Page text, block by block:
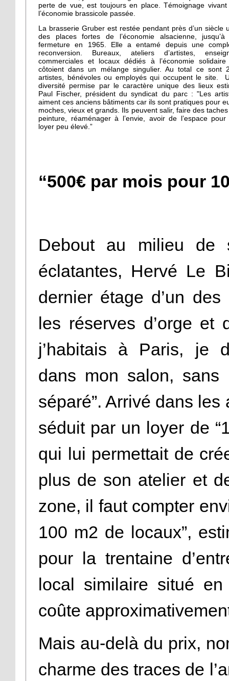
perte de vue, est toujours en place. Témoignage vivant
l’économie brassicole passée.
La brasserie Gruber est restée pendant près d’un siècle
des places fortes de l’économie alsacienne, jusqu’à
fermeture en 1965. Elle a entamé depuis une
reconversion. Bureaux, ateliers d’artistes,
commerciales et locaux dédiés à l’économie solidaire
côtoient dans un mélange singulier. Au total ce sont
artistes, bénévoles ou employés qui occupent le site.
diversité permise par le caractère unique des lieux
Paul Fischer, président du syndicat du parc : "Les
aiment ces anciens bâtiments car ils sont pratiques pour
moches, vieux et grands. Ils peuvent salir, faire des
peinture, réaménager à l’envie, avoir de l’espace pour
loyer peu élevé.”
“500€ par mois pour
Debout au milieu de
éclatantes, Hervé Le
dernier étage d’un
les réserves d’orge et
j’habitais à Paris, je
dans mon salon, sans
séparé”. Arrivé dans
séduit par un loyer de
qui lui permettait de
plus de son atelier et
zone, il faut compter
100 m2 de locaux”,
pour la trentaine
local similaire situé
coûte
Mais au-delà du prix,
charme des traces de